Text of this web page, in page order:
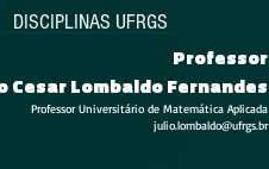
DISCIPLINAS UFRGS
Professor
Cesar Lombaldo Fernandes
Professor Universitário de Matemática Aplicada
julio.lombaldo@ufrgs.br